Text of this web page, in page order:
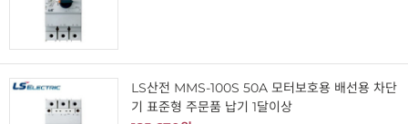
LS산전 MMS-100S 50A 모터보호용 배선용 차단
기 표준형 주문품 납기 1달이상